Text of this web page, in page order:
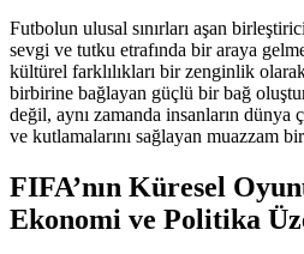
Futbolun ulusal sınırları aşan
sevgi ve tutku etrafında bir araya
kültürel farklılıkları bir zenginlik
birbirine bağlayan güçlü bir bağ
değil, aynı zamanda insanların dünya
ve kutlamalarını sağlayan muazzam
FIFA’nın Küresel
Ekonomi ve Politika